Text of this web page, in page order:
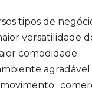
tipos de
versatilidade
comodidade;